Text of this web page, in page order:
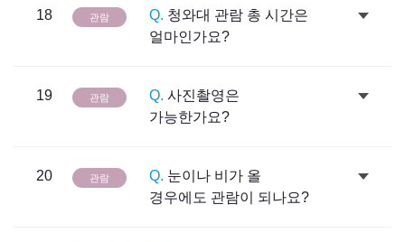
18 관람 Q. 청와대 관람 총 시간은
얼마인가요?
19 관람 Q. 사진촬영은
가능한가요?
20 관람 Q. 눈이나 비가 올
경우에도 관람이 되나요?